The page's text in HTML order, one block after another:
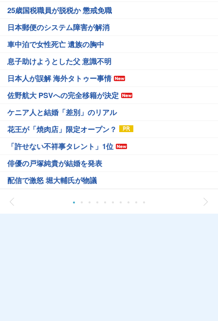
25歳国税職員が脱税か 懲戒免職
日本郵便のシステム障害が解消
車中泊で女性死亡 遺族の胸中
息子助けようとした父 意識不明
日本人が誤解 海外タトゥー事情
佐野航大 PSVへの完全移籍が決定
ケニア人と結婚「差別」のリアル
花王が「焼肉店」限定オープン？
「許せない不祥事タレント」1位
俳優の戸塚純貴が結婚を発表
配信で激怒 堀大輔氏が物議